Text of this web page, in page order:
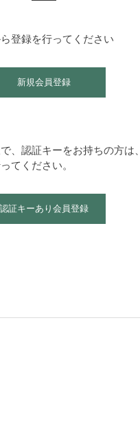
登録を行ってください
新規会員登録
、認証キーをお持ちの方は、
てください。
認証キーあり会員登録